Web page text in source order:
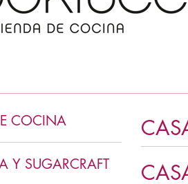
COCINA
Y SUGARCRAFT